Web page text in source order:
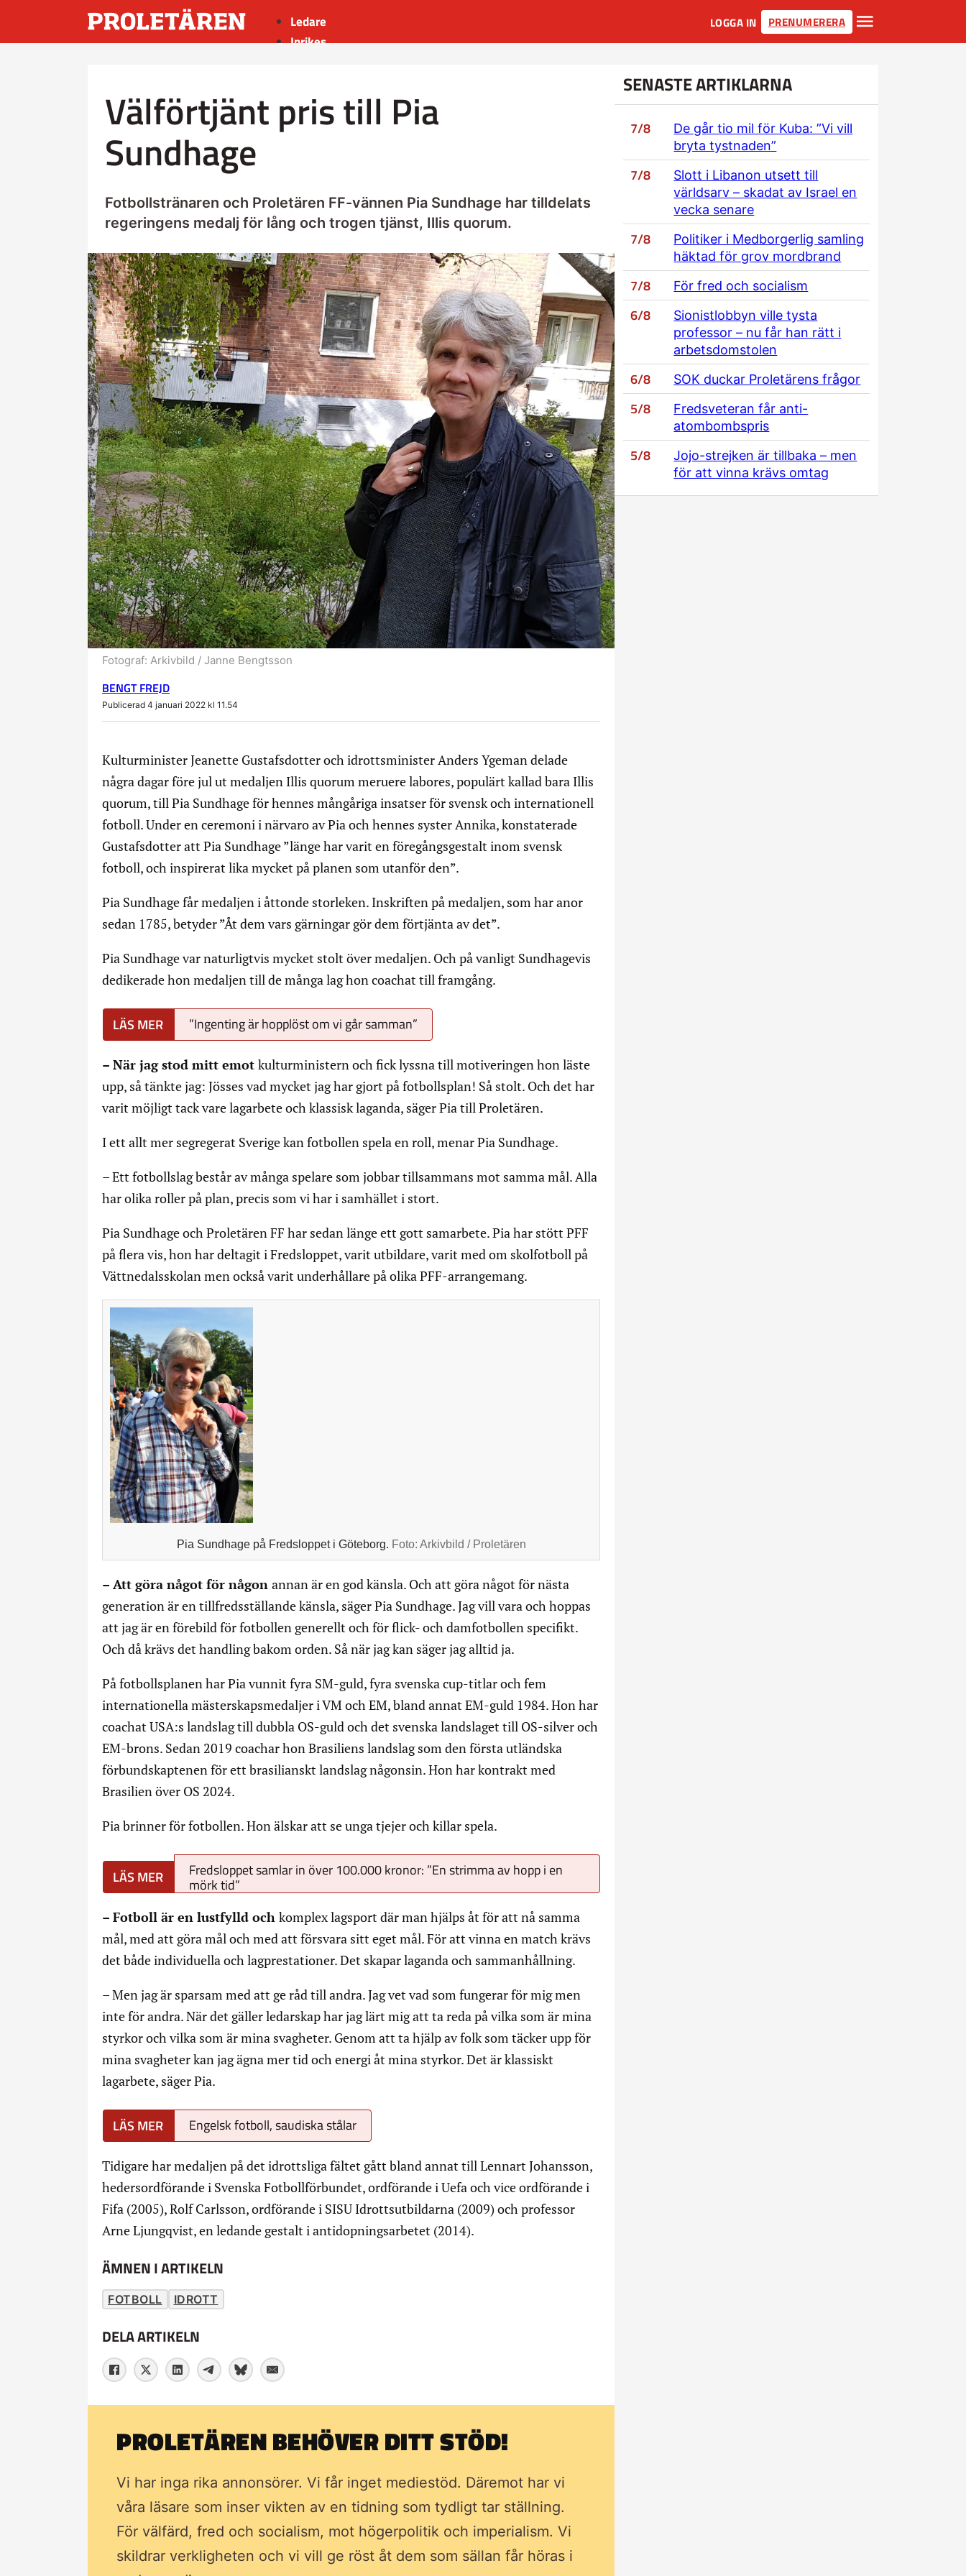
Ledare
Inrikes
Sport
Insänt
LOGGA IN PRENUMERERA
Välförtjänt pris till Pia
Sundhage
Fotbollstränaren och Proletären FF-vännen Pia Sundhage har tilldelats
regeringens medalj för lång och trogen tjänst, Illis quorum.
Fotograf: Arkivbild / Janne Bengtsson
BENGT FREJD
Publicerad 4 januari 2022 kl 11.54
Kulturminister Jeanette Gustafsdotter och idrottsminister Anders Ygeman delade
några dagar före jul ut medaljen Illis quorum meruere labores, populärt kallad bara Illis
quorum, till Pia Sundhage för hennes mångåriga insatser för svensk och internationell
fotboll. Under en ceremoni i närvaro av Pia och hennes syster Annika, konstaterade
Gustafsdotter att Pia Sundhage ”länge har varit en föregångsgestalt inom svensk
fotboll, och inspirerat lika mycket på planen som utanför den”.
Pia Sundhage får medaljen i åttonde storleken. Inskriften på medaljen, som har anor
sedan 1785, betyder ”Åt dem vars gärningar gör dem förtjänta av det”.
Pia Sundhage var naturligtvis mycket stolt över medaljen. Och på vanligt Sundhagevis
dedikerade hon medaljen till de många lag hon coachat till framgång.
”Ingenting är hopplöst om vi går samman”
– När jag stod mitt emot kulturministern och fick lyssna till motiveringen hon läste
upp, så tänkte jag: Jösses vad mycket jag har gjort på fotbollsplan! Så stolt. Och det har
varit möjligt tack vare lagarbete och klassisk laganda, säger Pia till Proletären.
I ett allt mer segregerat Sverige kan fotbollen spela en roll, menar Pia Sundhage.
– Ett fotbollslag består av många spelare som jobbar tillsammans mot samma mål. Alla
har olika roller på plan, precis som vi har i samhället i stort.
Pia Sundhage och Proletären FF har sedan länge ett gott samarbete. Pia har stött PFF
på flera vis, hon har deltagit i Fredsloppet, varit utbildare, varit med om skolfotboll på
Vättnedalsskolan men också varit underhållare på olika PFF-arrangemang.
Pia Sundhage på Fredsloppet i Göteborg. Foto: Arkivbild / Proletären
– Att göra något för någon annan är en god känsla. Och att göra något för nästa
generation är en tillfredsställande känsla, säger Pia Sundhage. Jag vill vara och hoppas
att jag är en förebild för fotbollen generellt och för flick- och damfotbollen specifikt.
Och då krävs det handling bakom orden. Så när jag kan säger jag alltid ja.
På fotbollsplanen har Pia vunnit fyra SM-guld, fyra svenska cup-titlar och fem
internationella mästerskapsmedaljer i VM och EM, bland annat EM-guld 1984. Hon har
coachat USA:s landslag till dubbla OS-guld och det svenska landslaget till OS-silver och
EM-brons. Sedan 2019 coachar hon Brasiliens landslag som den första utländska
förbundskaptenen för ett brasilianskt landslag någonsin. Hon har kontrakt med
Brasilien över OS 2024.
Pia brinner för fotbollen. Hon älskar att se unga tjejer och killar spela.
Fredsloppet samlar in över 100.000 kronor: ”En strimma av hopp i en
mörk tid”
– Fotboll är en lustfylld och komplex lagsport där man hjälps åt för att nå samma
mål, med att göra mål och med att försvara sitt eget mål. För att vinna en match krävs
det både individuella och lagprestationer. Det skapar laganda och sammanhållning.
– Men jag är sparsam med att ge råd till andra. Jag vet vad som fungerar för mig men
inte för andra. När det gäller ledarskap har jag lärt mig att ta reda på vilka som är mina
styrkor och vilka som är mina svagheter. Genom att ta hjälp av folk som täcker upp för
mina svagheter kan jag ägna mer tid och energi åt mina styrkor. Det är klassiskt
lagarbete, säger Pia.
Engelsk fotboll, saudiska stålar
Tidigare har medaljen på det idrottsliga fältet gått bland annat till Lennart Johansson,
hedersordförande i Svenska Fotbollförbundet, ordförande i Uefa och vice ordförande i
Fifa (2005), Rolf Carlsson, ordförande i SISU Idrottsutbildarna (2009) och professor
Arne Ljungqvist, en ledande gestalt i antidopningsarbetet (2014).
ÄMNEN I ARTIKELN
FOTBOLL IDROTT
DELA ARTIKELN
PROLETÄREN BEHÖVER DITT STÖD!
Vi har inga rika annonsörer. Vi får inget mediestöd. Däremot har vi
våra läsare som inser vikten av en tidning som tydligt tar ställning.
För välfärd, fred och socialism, mot högerpolitik och imperialism. Vi
skildrar verkligheten och vi vill ge röst åt dem som sällan får höras i
SENASTE ARTIKLARNA
7/8
De går tio mil för Kuba: ”Vi vill
bryta tystnaden”
7/8
Slott i Libanon utsett till
världsarv – skadat av Israel en
vecka senare
7/8
Politiker i Medborgerlig samling
häktad för grov mordbrand
7/8 För fred och socialism
6/8
Sionistlobbyn ville tysta
professor – nu får han rätt i
arbetsdomstolen
6/8 SOK duckar Proletärens frågor
5/8
Fredsveteran får anti-
atombombspris
5/8
Jojo-strejken är tillbaka – men
för att vinna krävs omtag